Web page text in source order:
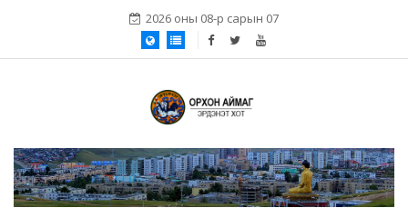
2026 оны 08-р сарын 07